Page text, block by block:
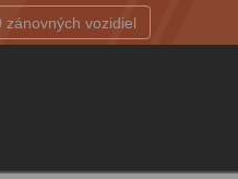
zánovných vozidiel